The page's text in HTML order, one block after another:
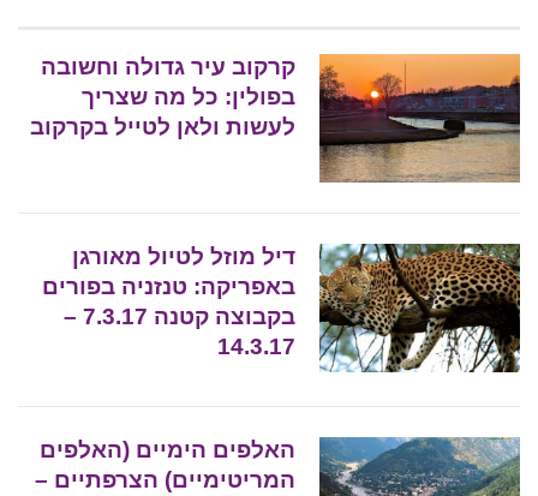
קרקוב עיר גדולה וחשובה
בפולין: כל מה שצריך
לעשות ולאן לטייל בקרקוב
דיל מוזל לטיול מאורגן
באפריקה: טנזניה בפורים
בקבוצה קטנה 7.3.17 –
14.3.17
האלפים הימיים (האלפים
המריטימיים) הצרפתיים –